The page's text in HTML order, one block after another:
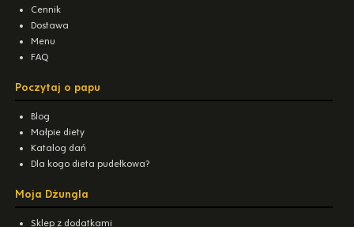
Cennik
Dostawa
Menu
FAQ
Poczytaj o papu
Blog
Małpie diety
Katalog dań
Dla kogo dieta pudełkowa?
Moja Dżungla
Sklep z dodatkami